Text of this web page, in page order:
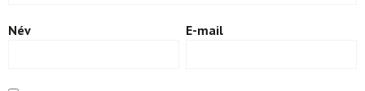
Név E-mail